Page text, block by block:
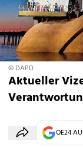
© DAPD
Aktueller
OE24